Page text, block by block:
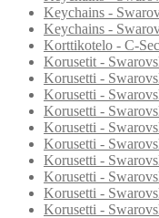
Keychains -
Keychains -
Korttikotelo - C-
Korusetit -
Korusetti -
Korusetti -
Korusetti -
Korusetti -
Korusetti -
Korusetti -
Korusetti -
Korusetti -
Korusetti -